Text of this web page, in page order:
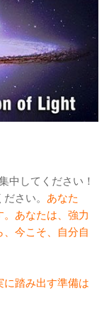
中してください！
さい。 あなた
あなたは、強力
今こそ、自分自
に踏み出す準備は